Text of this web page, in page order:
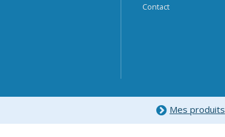
Contact
Mes produits